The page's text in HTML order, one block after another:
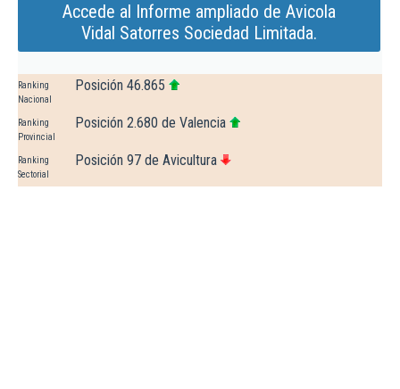
Accede al Informe ampliado de Avicola
Vidal Satorres Sociedad Limitada.
Ranking
Nacional
Posición 46.865
Ranking
Provincial
Posición 2.680 de Valencia
Ranking
Sectorial
Posición 97 de Avicultura